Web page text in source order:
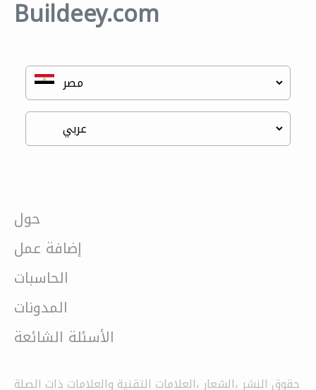
Buildeey.com
حول
إضافة عمل
الحاسبات
المدونات
الأسئلة الشائعة
حقوق النشر ،الشعار ،العلامات التقنية والعلامات ذات الصلة